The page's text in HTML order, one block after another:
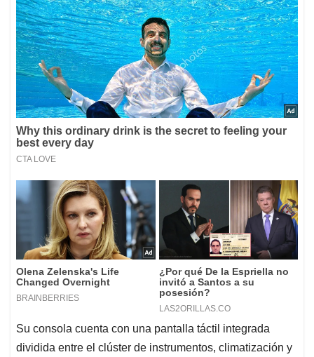
Su consola cuenta con una pantalla táctil integrada
dividida entre el clúster de instrumentos, climatización y